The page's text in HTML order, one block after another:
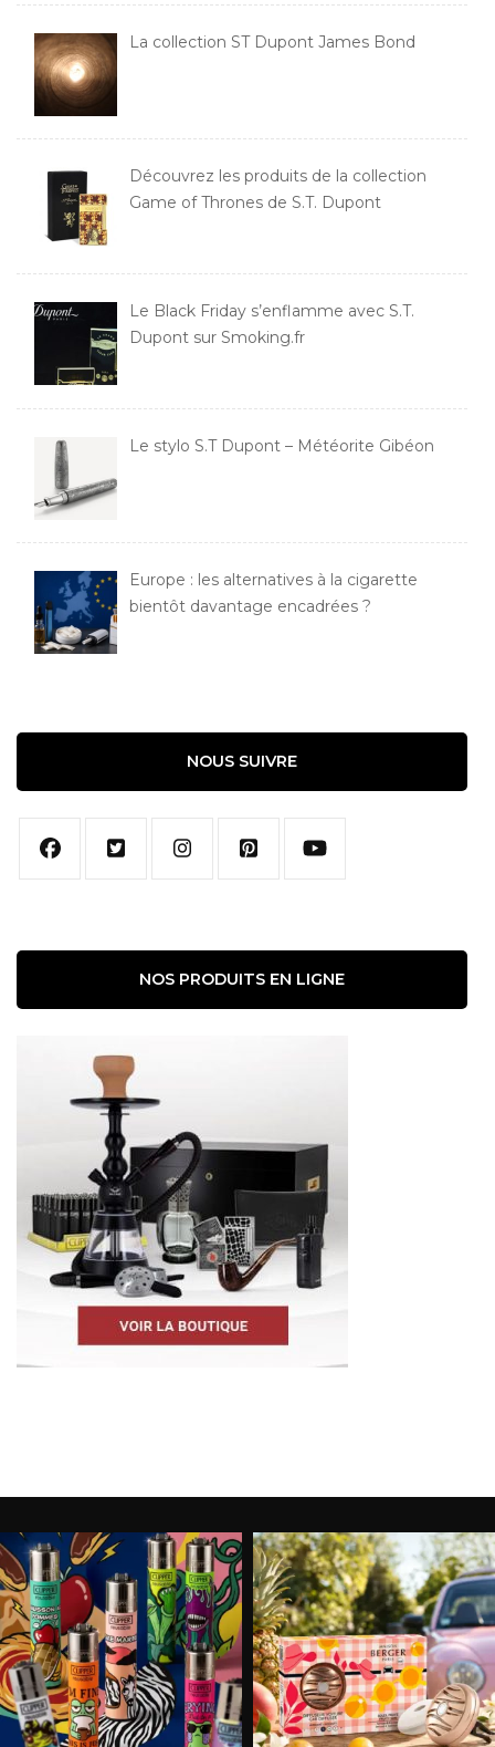
La collection ST Dupont James Bond
Découvrez les produits de la collection
Game of Thrones de S.T. Dupont
Le Black Friday s’enflamme avec S.T.
Dupont sur Smoking.fr
Le stylo S.T Dupont – Météorite Gibéon
Europe : les alternatives à la cigarette
bientôt davantage encadrées ?
NOUS SUIVRE
NOS PRODUITS EN LIGNE